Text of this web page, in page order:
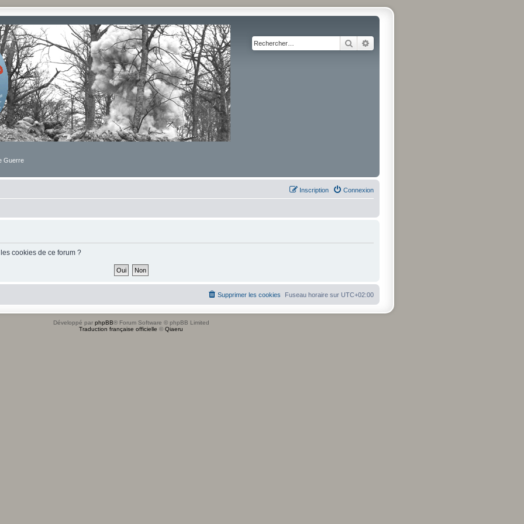
Guerre
Rechercher
Connexion
Inscription
cookies de ce forum ?
Fuseau horaire sur UTC+02:00
Supprimer les cookies
Développé par phpBB® Forum Software © phpBB Limited
Traduction française officielle © Qiaeru